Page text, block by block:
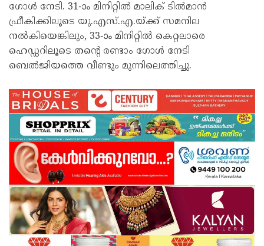
ഗോൾ നേടി. 31-ാം മിനിറ്റിൽ മാലിക് ടിൽമാൻ
ഫ്രീകിക്കിലൂടെ യു.എസ്.എ.യ്ക്ക് സമനില
നൽകിയെങ്കിലും, 33-ാം മിനിറ്റിൽ കെറ്റലാരെ
ഹെഡ്ഡറിലൂടെ തന്റെ രണ്ടാം ഗോൾ നേടി
ബെൽജിയത്തെ വീണ്ടും മുന്നിലെത്തിച്ചു.